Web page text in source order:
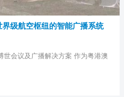
级航空枢纽的智能广播系统
世会议及广播解决方案 作为粤港澳